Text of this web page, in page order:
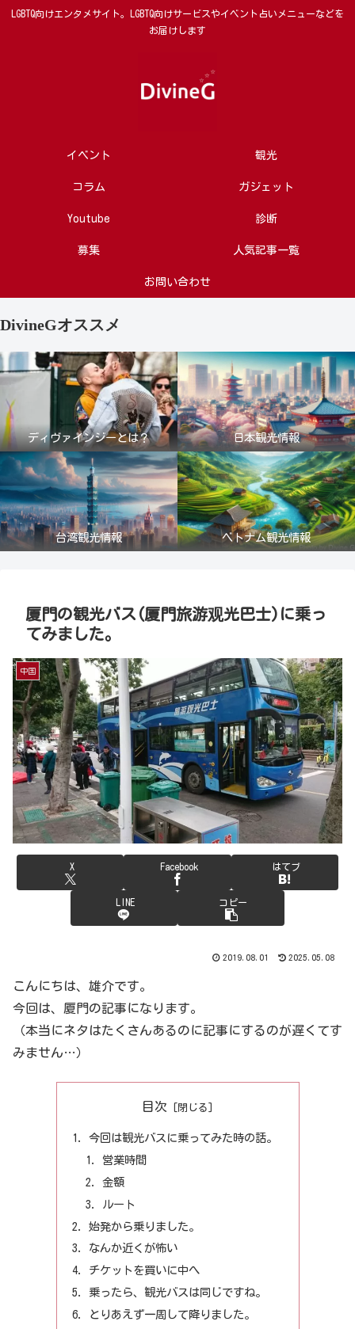
LGBTQ向けエンタメサイト。LGBTQ向けサービスやイベント占いメニューなどを
お届けします
イベント 観光
コラム ガジェット
Youtube 診断
募集 人気記事一覧
お問い合わせ
DivineGオススメ
ディヴァインジーとは？ 日本観光情報
台湾観光情報 ベトナム観光情報
厦門の観光バス(厦門旅游观光巴士)に乗っ
てみました。
中国
X Facebook はてブ
LINE コピー
2019.08.01 2025.05.08
こんにちは、雄介です。
今回は、厦門の記事になります。
（本当にネタはたくさんあるのに記事にするのが遅くてす
みません…）
目次
今回は観光バスに乗ってみた時の話。
営業時間
金額
ルート
始発から乗りました。
なんか近くが怖い
チケットを買いに中へ
乗ったら、観光バスは同じですね。
とりあえず一周して降りました。